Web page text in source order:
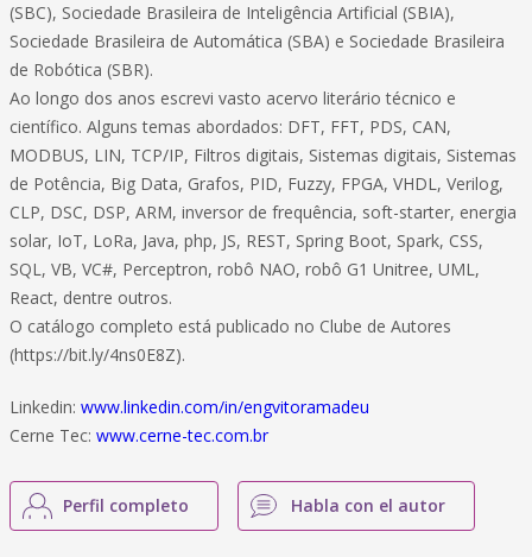
(SBC), Sociedade Brasileira de Inteligência Artificial (SBIA),
Sociedade Brasileira de Automática (SBA) e Sociedade Brasileira
de Robótica (SBR).
Ao longo dos anos escrevi vasto acervo literário técnico e
científico. Alguns temas abordados: DFT, FFT, PDS, CAN,
MODBUS, LIN, TCP/IP, Filtros digitais, Sistemas digitais, Sistemas
de Potência, Big Data, Grafos, PID, Fuzzy, FPGA, VHDL, Verilog,
CLP, DSC, DSP, ARM, inversor de frequência, soft-starter, energia
solar, IoT, LoRa, Java, php, JS, REST, Spring Boot, Spark, CSS,
SQL, VB, VC#, Perceptron, robô NAO, robô G1 Unitree, UML,
React, dentre outros.
O catálogo completo está publicado no Clube de Autores
(https://bit.ly/4ns0E8Z).
Linkedin: www.linkedin.com/in/engvitoramadeu
Cerne Tec: www.cerne-tec.com.br
Perfil completo Habla con el autor